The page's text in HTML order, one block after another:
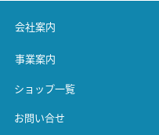
会社案内
事業案内
ショップ一覧
お問い合せ